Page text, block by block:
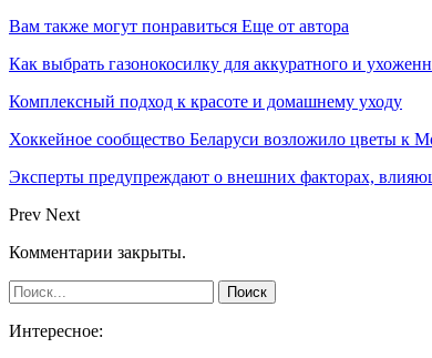
Вам также могут понравиться Еще от автора
Как выбрать газонокосилку для аккуратного и
Комплексный подход к красоте и домашнему уходу
Хоккейное сообщество Беларуси возложило цветы к
Эксперты предупреждают о внешних факторах,
Prev Next
Комментарии закрыты.
Интересное: